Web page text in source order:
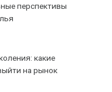
перспективы
какие
на рынок